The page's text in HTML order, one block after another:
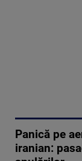
Panică pe
iranian: